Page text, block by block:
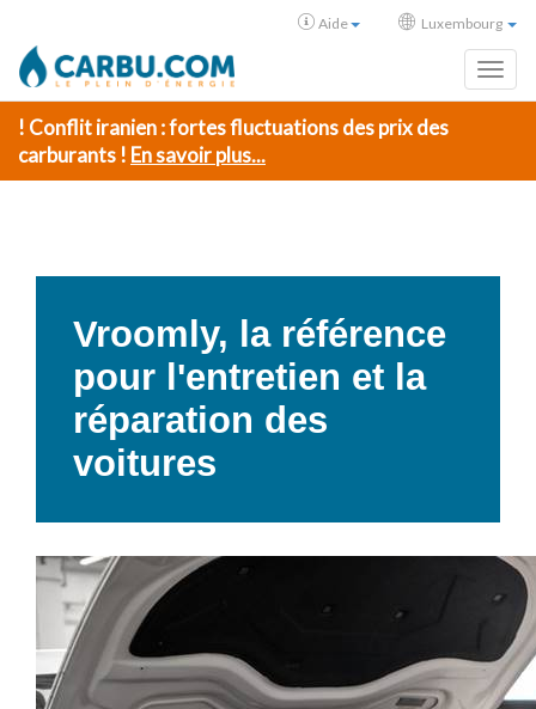
Aide Luxembourg
! Conflit iranien : fortes fluctuations des prix des
carburants ! En savoir plus...
Vroomly, la référence
pour l'entretien et la
réparation des
voitures